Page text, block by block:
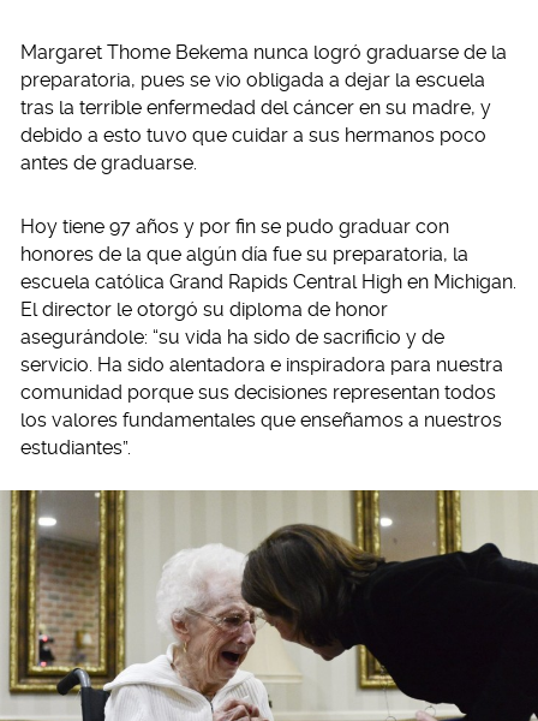
Margaret Thome Bekema nunca logró graduarse de la
preparatoria, pues se vio obligada a dejar la escuela
tras la terrible enfermedad del cáncer en su madre, y
debido a esto tuvo que cuidar a sus hermanos poco
antes de graduarse.
Hoy tiene 97 años y por fin se pudo graduar con
honores de la que algún día fue su preparatoria, la
escuela católica Grand Rapids Central High en Michigan.
El director le otorgó su diploma de honor
asegurándole: “su vida ha sido de sacrificio y de
servicio. Ha sido alentadora e inspiradora para nuestra
comunidad porque sus decisiones representan todos
los valores fundamentales que enseñamos a nuestros
estudiantes”.